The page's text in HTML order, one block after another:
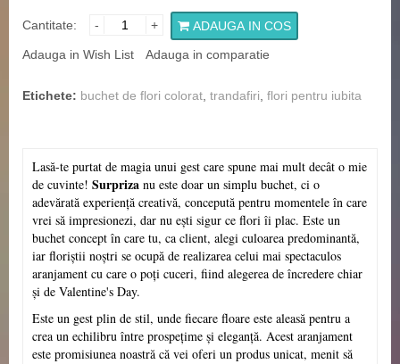
Cantitate: - +
ADAUGA IN COS
Adauga in Wish List
Adauga in comparatie
Etichete: buchet de flori colorat trandafiri flori pentru iubita
Lasă-te purtat de magia unui gest care spune mai mult decât o mie
de cuvinte! Surpriza nu este doar un simplu buchet, ci o
adevărată experiență creativă, concepută pentru momentele în care
vrei să impresionezi, dar nu ești sigur ce flori îi plac. Este un
buchet concept în care tu, ca client, alegi culoarea predominantă,
iar floriștii noștri se ocupă de realizarea celui mai spectaculos
aranjament cu care o poți cuceri, fiind alegerea de încredere chiar
și de Valentine's Day.
Este un gest plin de stil, unde fiecare floare este aleasă pentru a
crea un echilibru între prospețime și eleganță. Acest aranjament
este promisiunea noastră că vei oferi un produs unicat, menit să